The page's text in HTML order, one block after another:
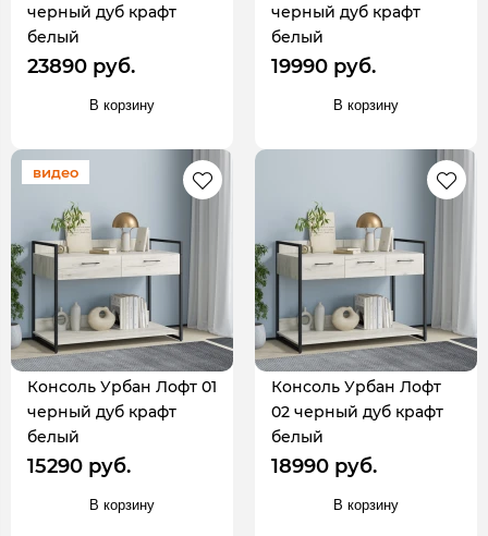
черный дуб крафт
белый
23890 руб.
В корзину
черный дуб крафт
белый
19990 руб.
В корзину
видео
Консоль Урбан Лофт 01
черный дуб крафт
белый
15290 руб.
В корзину
Консоль Урбан Лофт
02 черный дуб крафт
белый
18990 руб.
В корзину